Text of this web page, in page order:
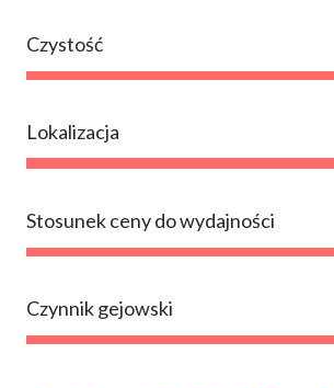
Czystość
Lokalizacja
Stosunek ceny do wydajności
Czynnik gejowski